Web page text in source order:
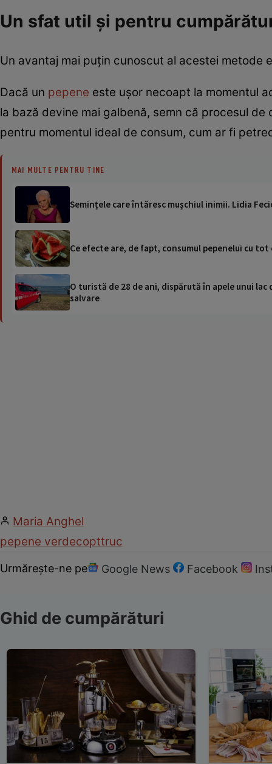
Un sfat util și pentru
Un avantaj mai puțin cunoscut al acestei metode
Dacă un pepene este ușor necoapt la momentul
la bază devine mai galbenă, semn că procesul
pentru momentul ideal de consum, cum ar fi
MAI MULTE PENTRU TINE
Seminţele care întăresc muşchiul inimii. Lidia
Ce efecte are, de fapt, consumul pepenelui cu
O turistă de 28 de ani, dispărută în apele unui
salvare
Maria Anghel
pepene verdecopttruc
Urmărește-ne pe Google News Facebook
Ghid de cumpărături